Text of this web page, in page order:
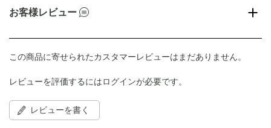
お客様レビュー
この商品に寄せられたカスタマーレビューはまだありません。
レビューを評価するにはログインが必要です。
レビューを書く